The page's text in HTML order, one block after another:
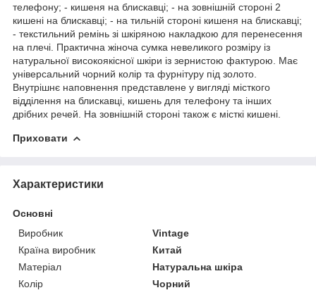
телефону; - кишеня на блискавці; - на зовнішній стороні 2
кишені на блискавці; - на тильній стороні кишеня на блискавці;
- текстильний ремінь зі шкіряною накладкою для перенесення
на плечі. Практична жіноча сумка невеликого розміру із
натуральної високоякісної шкіри із зернистою фактурою. Має
універсальний чорний колір та фурнітуру під золото.
Внутрішнє наповнення представлене у вигляді місткого
відділення на блискавці, кишень для телефону та інших
дрібних речей. На зовнішній стороні також є місткі кишені.
Приховати
Характеристики
Основні
Виробник
Vintage
Країна виробник
Китай
Матеріал
Натуральна шкіра
Колір
Чорний